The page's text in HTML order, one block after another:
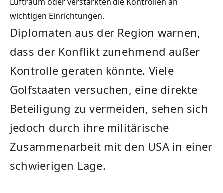
wichtigen Einrichtungen.
Diplomaten aus der Region warnen,
dass der Konflikt zunehmend außer
Kontrolle geraten könnte. Viele
Golfstaaten versuchen, eine direkte
Beteiligung zu vermeiden, sehen sich
jedoch durch ihre militärische
Zusammenarbeit mit den USA in einer
schwierigen Lage.